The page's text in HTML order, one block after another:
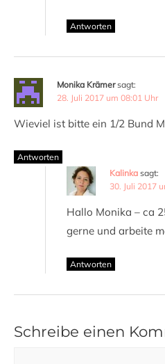
Antworten
Monika Krämer sagt:
28. Juli 2017 um 08:01 Uhr
Wieviel ist bitte ein 1/2 Bund
Antworten
Kalinka sagt:
30. Juli 2017
Hallo Monika – ca
gerne und arbeite
Antworten
Schreibe einen